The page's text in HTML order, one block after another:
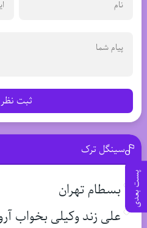
پست بعدی
ثبت نظر
سینگل ترک
بسطام تهران
علی زند وکیلی بخواب